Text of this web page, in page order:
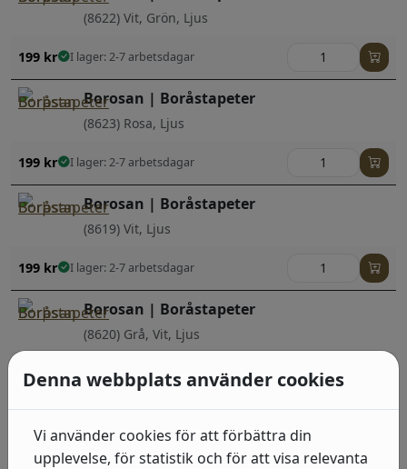
(8622) Vit, Grön, Ljus
199 kr I lager: 2-7 arbetsdagar
Borosan | Boråstapeter
(8623) Rosa, Ljus
199 kr I lager: 2-7 arbetsdagar
Borosan | Boråstapeter
(8619) Vit, Ljus
199 kr I lager: 2-7 arbetsdagar
Borosan | Boråstapeter
(8620) Grå, Vit, Ljus
199kr I lager: 2-7 arbetsdagar
Borosan | Boråstapeter
(8618) Grön, Beige, Mörk
Denna webbplats använder cookies
Vi använder cookies för att förbättra din
upplevelse, för statistik och för att visa relevanta